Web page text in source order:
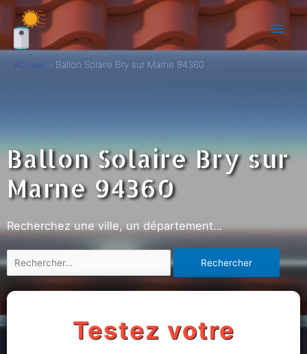
Accueil Ballon Solaire Bry sur Marne 94360
Ballon Solaire Bry sur
Marne 94360
Recherchez une ville, un département…
Testez votre